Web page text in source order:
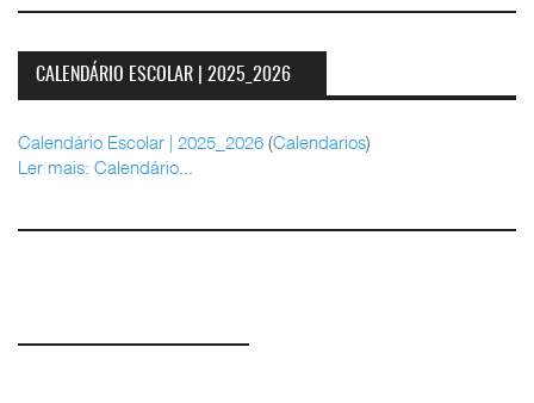
CALENDÁRIO ESCOLAR | 2025_2026
Calendário Escolar | 2025_2026 (Calendarios)
Ler mais: Calendário...